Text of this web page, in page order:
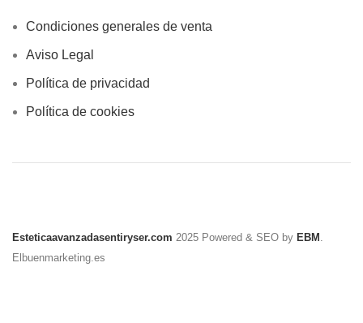
Condiciones generales de venta
Aviso Legal
Política de privacidad
Política de cookies
Esteticaavanzadasentiryser.com 2025 Powered & SEO by EBM .
Elbuenmarketing.es